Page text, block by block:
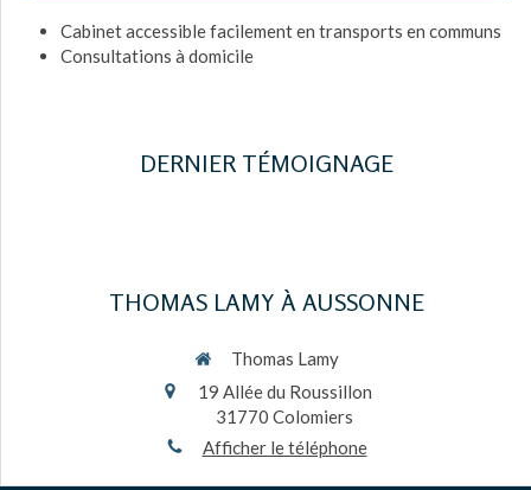
Cabinet accessible facilement en transports en communs
Consultations à domicile
DERNIER TÉMOIGNAGE
THOMAS LAMY À AUSSONNE
Thomas Lamy
19 Allée du Roussillon
31770 Colomiers
Afficher le téléphone